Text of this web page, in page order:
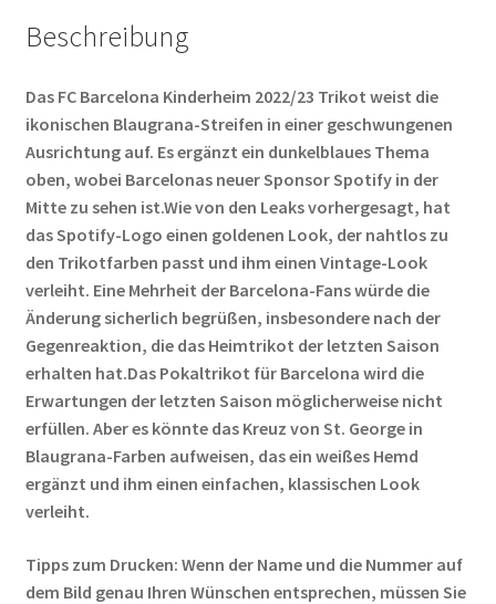
Beschreibung
Das FC Barcelona Kinderheim 2022/23 Trikot weist die
ikonischen Blaugrana-Streifen in einer geschwungenen
Ausrichtung auf. Es ergänzt ein dunkelblaues Thema
oben, wobei Barcelonas neuer Sponsor Spotify in der
Mitte zu sehen ist.Wie von den Leaks vorhergesagt, hat
das Spotify-Logo einen goldenen Look, der nahtlos zu
den Trikotfarben passt und ihm einen Vintage-Look
verleiht. Eine Mehrheit der Barcelona-Fans würde die
Änderung sicherlich begrüßen, insbesondere nach der
Gegenreaktion, die das Heimtrikot der letzten Saison
erhalten hat.Das Pokaltrikot für Barcelona wird die
Erwartungen der letzten Saison möglicherweise nicht
erfüllen. Aber es könnte das Kreuz von St. George in
Blaugrana-Farben aufweisen, das ein weißes Hemd
ergänzt und ihm einen einfachen, klassischen Look
verleiht.
Tipps zum Drucken: Wenn der Name und die Nummer auf
dem Bild genau Ihren Wünschen entsprechen, müssen Sie